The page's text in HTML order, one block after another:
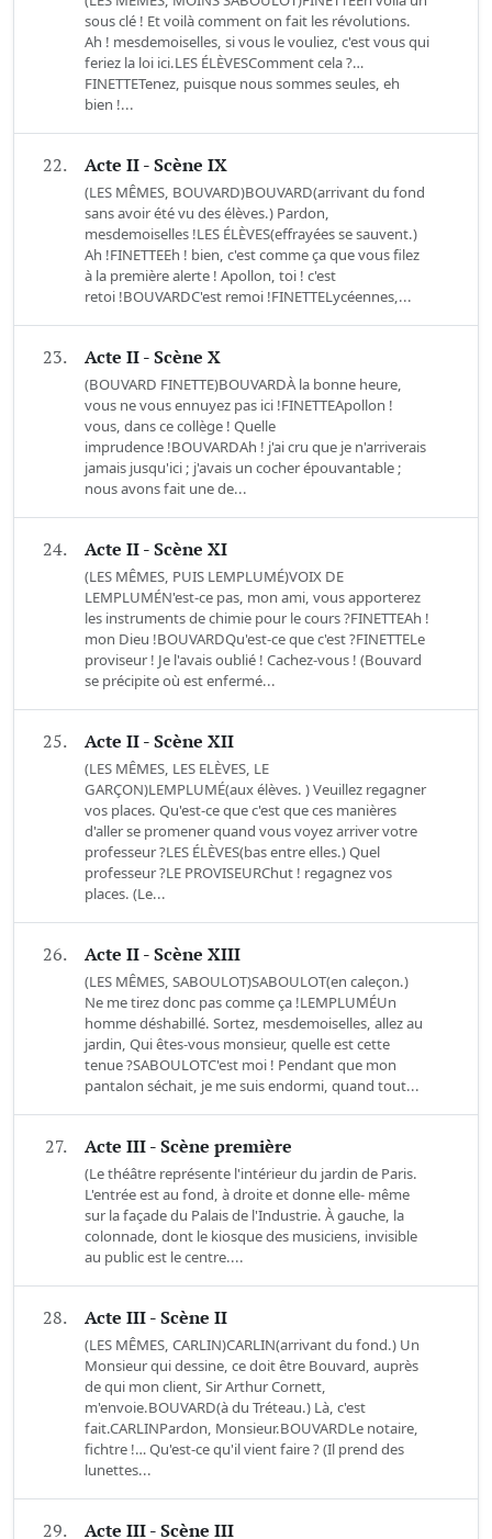
sous clé ! Et voilà comment on fait les révolutions.
Ah ! mesdemoiselles, si vous le vouliez, c'est vous qui
feriez la loi ici.LES ÉLÈVESComment cela ?…
FINETTETenez, puisque nous sommes seules, eh
bien !...
22. Acte II - Scène IX
(LES MÊMES, BOUVARD)BOUVARD(arrivant du fond
sans avoir été vu des élèves.) Pardon,
mesdemoiselles !LES ÉLÈVES(effrayées se sauvent.)
Ah !FINETTEEh ! bien, c'est comme ça que vous filez
à la première alerte ! Apollon, toi ! c'est
retoi !BOUVARDC'est remoi !FINETTELycéennes,...
23. Acte II - Scène X
(BOUVARD FINETTE)BOUVARDÀ la bonne heure,
vous ne vous ennuyez pas ici !FINETTEApollon !
vous, dans ce collège ! Quelle
imprudence !BOUVARDAh ! j'ai cru que je n'arriverais
jamais jusqu'ici ; j'avais un cocher épouvantable ;
nous avons fait une de...
24. Acte II - Scène XI
(LES MÊMES, PUIS LEMPLUMÉ)VOIX DE
LEMPLUMÉN'est-ce pas, mon ami, vous apporterez
les instruments de chimie pour le cours ?FINETTEAh !
mon Dieu !BOUVARDQu'est-ce que c'est ?FINETTELe
proviseur ! Je l'avais oublié ! Cachez-vous ! (Bouvard
se précipite où est enfermé...
25. Acte II - Scène XII
(LES MÊMES, LES ELÈVES, LE
GARÇON)LEMPLUMÉ(aux élèves. ) Veuillez regagner
vos places. Qu'est-ce que c'est que ces manières
d'aller se promener quand vous voyez arriver votre
professeur ?LES ÉLÈVES(bas entre elles.) Quel
professeur ?LE PROVISEURChut ! regagnez vos
places. (Le...
26. Acte II - Scène XIII
(LES MÊMES, SABOULOT)SABOULOT(en caleçon.)
Ne me tirez donc pas comme ça !LEMPLUMÉUn
homme déshabillé. Sortez, mesdemoiselles, allez au
jardin, Qui êtes-vous monsieur, quelle est cette
tenue ?SABOULOTC'est moi ! Pendant que mon
pantalon séchait, je me suis endormi, quand tout...
27. Acte III - Scène première
(Le théâtre représente l'intérieur du jardin de Paris.
L'entrée est au fond, à droite et donne elle- même
sur la façade du Palais de l'Industrie. À gauche, la
colonnade, dont le kiosque des musiciens, invisible
au public est le centre....
28. Acte III - Scène II
(LES MÊMES, CARLIN)CARLIN(arrivant du fond.) Un
Monsieur qui dessine, ce doit être Bouvard, auprès
de qui mon client, Sir Arthur Cornett,
m'envoie.BOUVARD(à du Tréteau.) Là, c'est
fait.CARLINPardon, Monsieur.BOUVARDLe notaire,
fichtre !… Qu'est-ce qu'il vient faire ? (Il prend des
lunettes...
29. Acte III - Scène III